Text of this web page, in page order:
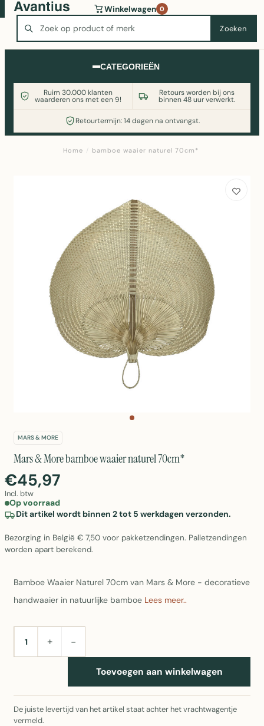
Zoeken
Winkelwagen 0
CATEGORIEËN
Ruim 30.000 klanten
waarderen ons met een 9!
Retours worden bij ons
binnen 48 uur verwerkt.
Retourtermijn: 14 dagen na ontvangst.
Wasmachine of koelkast nodig? Vergelijk alle prijzen op
Witgoedaanbod.nl
Home / bamboe waaier naturel 70cm*
MARS & MORE
Mars & More bamboe waaier naturel 70cm*
€45,97
Incl. btw
Op voorraad
Dit artikel wordt binnen 2 tot 5 werkdagen verzonden.
Bezorging in België € 7,50 voor pakketzendingen. Palletzendingen
worden apart berekend.
Bamboe Waaier Naturel 70cm van Mars & More - decoratieve
handwaaier in natuurlijke bamboe Lees meer..
AANTAL+ −
Toevoegen aan winkelwagen
De juiste levertijd van het artikel staat achter het vrachtwagentje
vermeld.